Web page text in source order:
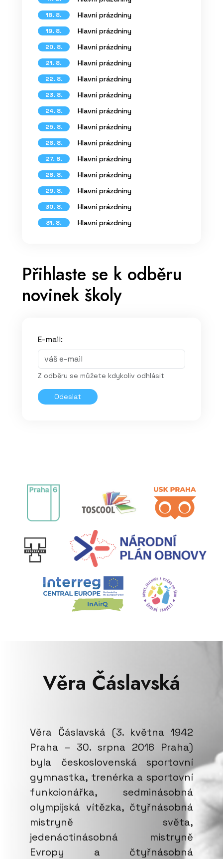
18. 8. Hlavní prázdniny
19. 8. Hlavní prázdniny
20. 8. Hlavní prázdniny
21. 8. Hlavní prázdniny
22. 8. Hlavní prázdniny
23. 8. Hlavní prázdniny
24. 8. Hlavní prázdniny
25. 8. Hlavní prázdniny
26. 8. Hlavní prázdniny
27. 8. Hlavní prázdniny
28. 8. Hlavní prázdniny
29. 8. Hlavní prázdniny
30. 8. Hlavní prázdniny
31. 8. Hlavní prázdniny
Přihlaste se k odběru
novinek školy
E-mail:
Z odběru se můžete kdykoliv odhlásit
Odeslat
Věra Čáslavská
Věra Čáslavská (3. května 1942
Praha – 30. srpna 2016 Praha)
byla československá sportovní
gymnastka, trenérka a sportovní
funkcionářka, sedminásobná
olympijská vítězka, čtyřnásobná
mistryně světa,
jedenáctinásobná mistryně
Evropy a čtyřnásobná